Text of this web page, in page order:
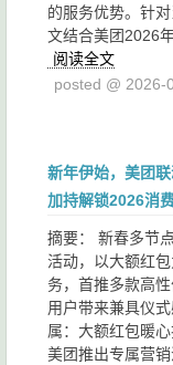
的服务优势。针
文结合美团2026
阅读全文
posted @ 2026-
新年伊始，美团
加持解锁2026消费
摘要： 新春多节
活动，以大额红
务，首推多款高
用户带来兼具仪
属：大额红包暖
美团推出专属营